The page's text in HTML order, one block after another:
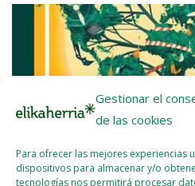
Gestionar el
de las cookies
Para ofrecer las mejores experiencias
dispositivos para almacenar y/o
tecnologías nos permitirá procesar